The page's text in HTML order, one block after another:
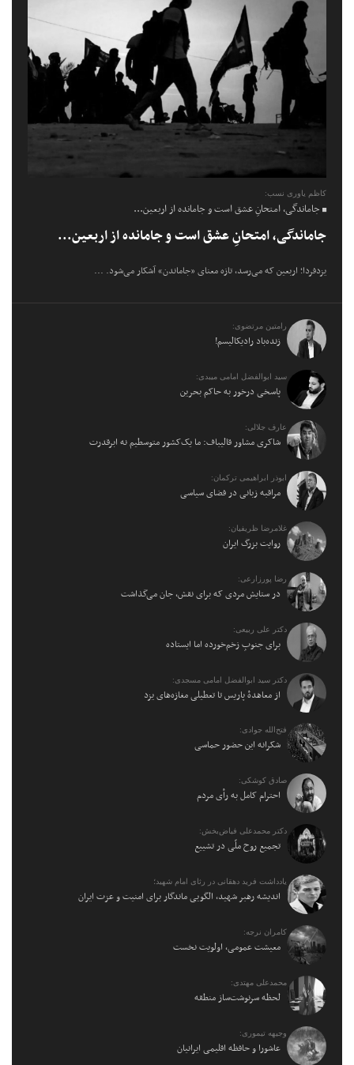
کاظم یاوری نسب:
جاماندگی، امتحانِ عشق است و جامانده از اربعین...
جاماندگی، امتحانِ عشق است و جامانده از اربعین...
یزدفردا؛ اربعین که می‌رسد، تازه معنای «جاماندن» آشکار می‌شود. ...
رامتین مرتضوی:
زنده‌باد رادیکالیسم!
سید ابوالفضل امامی میبدی:
پاسخی درخور به حاکم بحرین
عارف جلالی:
شاکری مشاور قالیباف: ما یک‌کشور متوسطیم نه ابرقدرت
ابوذر ابراهیمی ترکمان:
مراقبه زبانی در فضای سیاسی
غلامرضا ظریفیان:
روایت بزرگ ایران
رضا پورزارعی:
در ستایش مردی که برای نقش، جان می‌گذاشت
دکتر علی ربیعی:
برای جنوبِ زخم‌خورده اما ایستاده
دکتر سید ابوالفضل امامی مسجدی:
از معاهدهٔ پاریس تا تعطیلی مغازه‌های یزد
فتح‌الله جوادی:
شکرانه این حضور حماسی
صادق کوشکی:
احترام کامل به رأی مردم
دکتر محمدعلی فیاض‌بخش:
تجمیع روح ملّی در تشییع
یادداشت فرید دهقانی در رثای امام شهید؛
اندیشه رهبر شهید، الگویی ماندگار برای امنیت و عزت ایران
کامران نرجه:
معیشت عمومی، اولویت نخست
محمدعلی مهتدی:
لحظه سرنوشت‌ساز منطقه
وجیهه تیموری:
عاشورا و حافظه اقلیمی ایرانیان